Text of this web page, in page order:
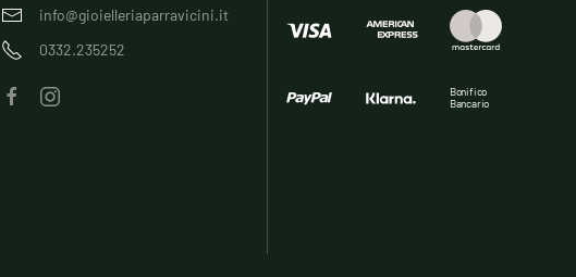
info@gioielleriaparravicini.it
0332.235252
Bonifico
Bancario